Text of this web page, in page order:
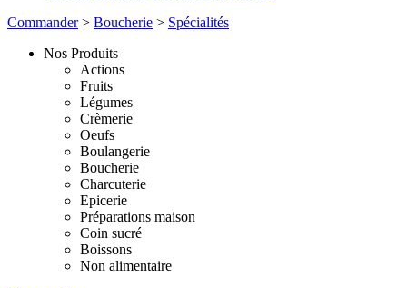
Commander> Boucherie > Spécialités
Nos Produits
Actions
Fruits
Légumes
Crèmerie
Oeufs
Boulangerie
Boucherie
Charcuterie
Epicerie
Préparations maison
Coin sucré
Boissons
Non alimentaire